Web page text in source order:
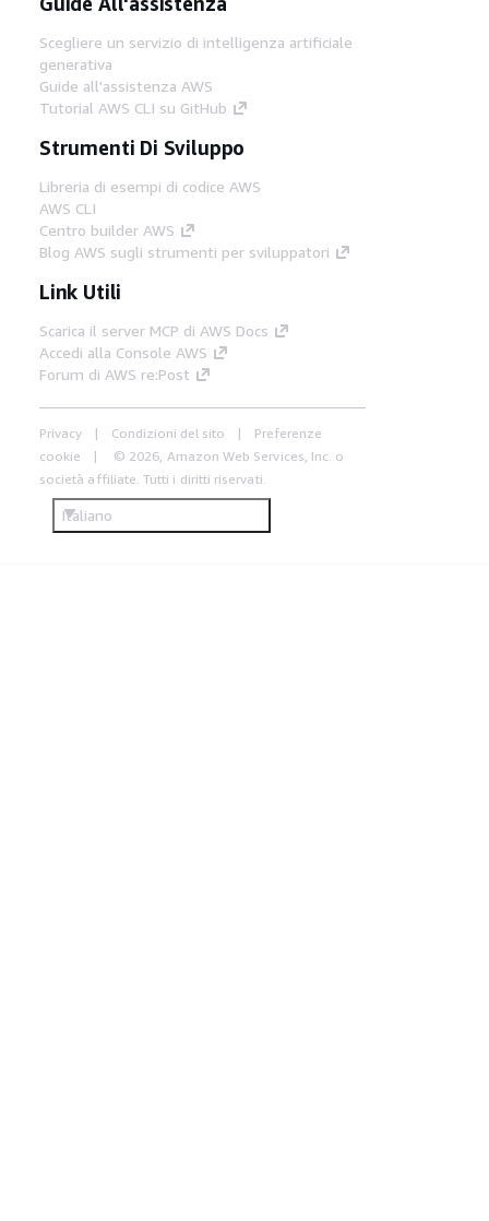
Scegliere un servizio di intelligenza artificiale
generativa
Guide all'assistenza AWS
Tutorial AWS CLI su GitHub
Strumenti Di Sviluppo
Libreria di esempi di codice AWS
AWS CLI
Centro builder AWS
Blog AWS sugli strumenti per sviluppatori
Link Utili
Scarica il server MCP di AWS Docs
Accedi alla Console AWS
Forum di AWS re:Post
Privacy Condizioni del sito
Preferenze
cookie
© 2026, Amazon Web Services, Inc. o
società affiliate. Tutti i diritti riservati.
Italiano